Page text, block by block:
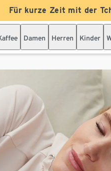
Für kurze Zeit mit der
Damen Herren Kinder